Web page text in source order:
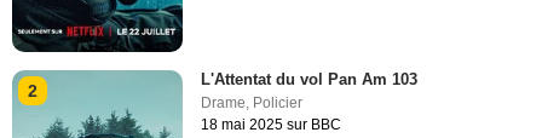
2
L'Attentat du vol Pan Am 103
Drame Policier
18 mai 2025 sur BBC